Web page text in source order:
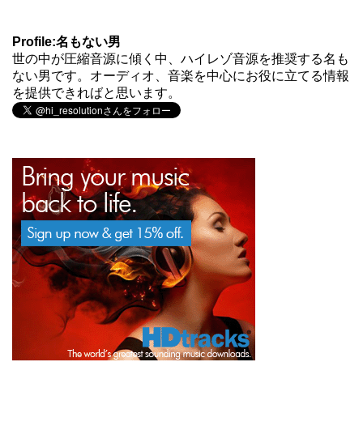
Profile:名もない男
世の中が圧縮音源に傾く中、ハイレゾ音源を推奨する名も
ない男です。オーディオ、音楽を中心にお役に立てる情報
を提供できればと思います。